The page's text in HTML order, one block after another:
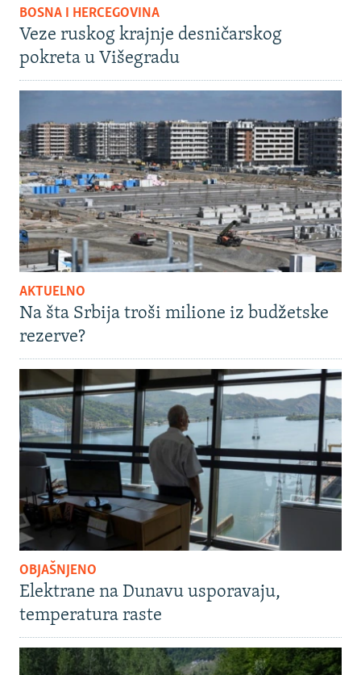
BOSNA I HERCEGOVINA
Veze ruskog krajnje desničarskog
pokreta u Višegradu
AKTUELNO
Na šta Srbija troši milione iz budžetske
rezerve?
OBJAŠNJENO
Elektrane na Dunavu usporavaju,
temperatura raste